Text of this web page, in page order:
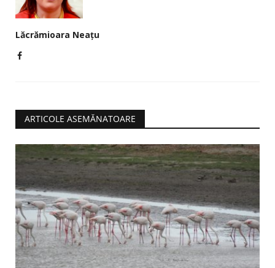
Lăcrămioara Neațu
ARTICOLE ASEMĂNATOARE